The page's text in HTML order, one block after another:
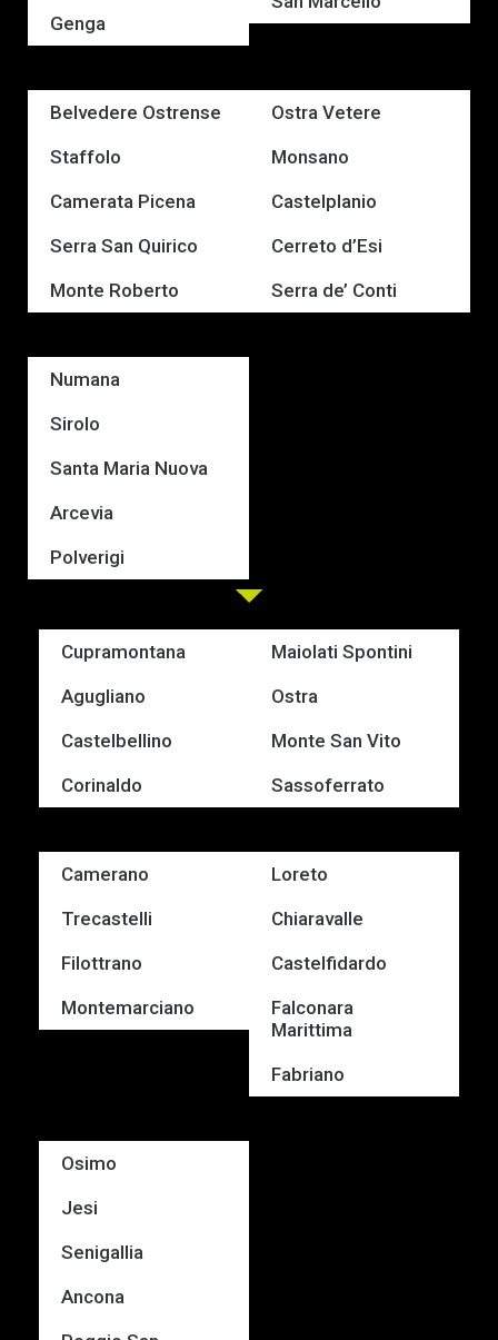
Genga
Belvedere Ostrense
Staffolo
Camerata Picena
Serra San Quirico
Monte Roberto
Ostra Vetere
Monsano
Castelplanio
Cerreto d’Esi
Serra de’ Conti
Numana
Sirolo
Santa Maria Nuova
Arcevia
Polverigi
Cupramontana
Agugliano
Castelbellino
Corinaldo
Maiolati Spontini
Ostra
Monte San Vito
Sassoferrato
Camerano
Trecastelli
Filottrano
Montemarciano
Loreto
Chiaravalle
Castelfidardo
Falconara
Marittima
Fabriano
Osimo
Jesi
Senigallia
Ancona